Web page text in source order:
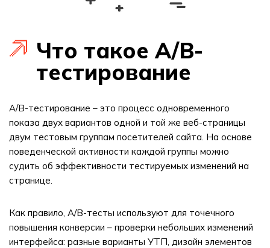
Что такое A/B-
тестирование
A/B-тестирование – это процесс одновременного
показа двух вариантов одной и той же веб-страницы
двум тестовым группам посетителей сайта. На основе
поведенческой активности каждой группы можно
судить об эффективности тестируемых изменений на
странице.
Как правило, A/B-тесты используют для точечного
повышения конверсии – проверки небольших изменений
интерфейса: разные варианты УТП, дизайн элементов